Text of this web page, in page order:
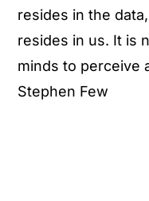
resides in the
resides in us. It is
minds to perceive
Stephen Few